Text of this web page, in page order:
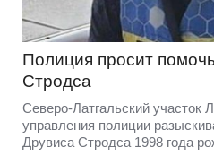
Полиция просит
Стродса
Северо-Латгальский участок
управления полиции
Друвиса Стродса 1998 года